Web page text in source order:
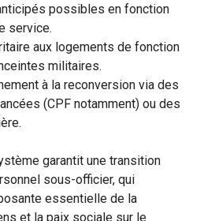
possibles en fonction
service.
aux logements de fonction
militaires.
à la reconversion via des
(CPF notamment) ou des
garantit une transition
sous-officier, qui
essentielle de la
et la paix sociale sur le